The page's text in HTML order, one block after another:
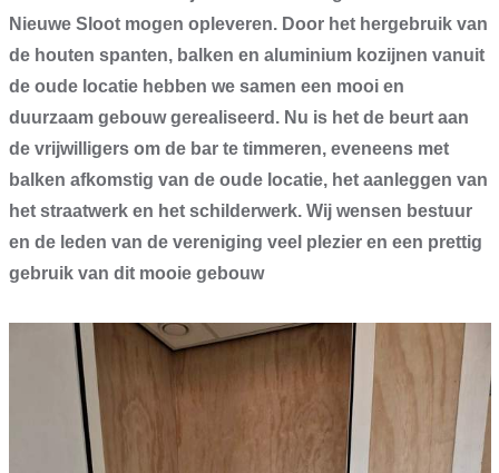
Nieuwe Sloot mogen opleveren. Door het hergebruik van
de houten spanten, balken en aluminium kozijnen vanuit
de oude locatie hebben we samen een mooi en
duurzaam gebouw gerealiseerd. Nu is het de beurt aan
de vrijwilligers om de bar te timmeren, eveneens met
balken afkomstig van de oude locatie, het aanleggen van
het straatwerk en het schilderwerk. Wij wensen bestuur
en de leden van de vereniging veel plezier en een prettig
gebruik van dit mooie gebouw